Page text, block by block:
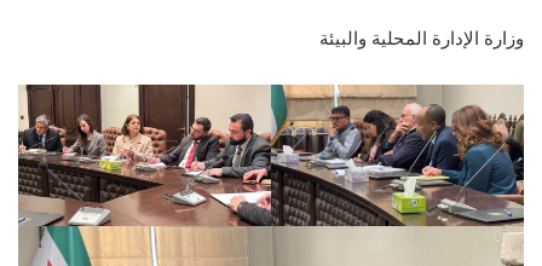
وزارة الإدارة المحلية والبيئة